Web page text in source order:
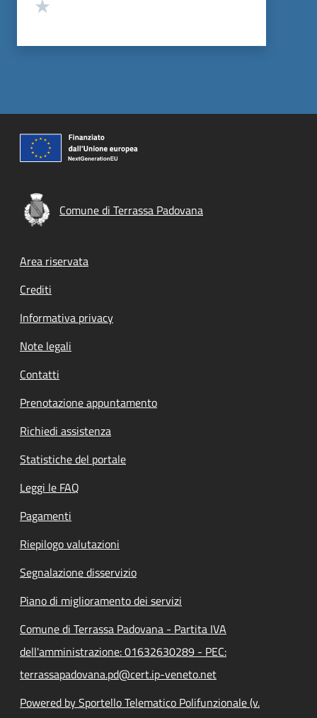
Comune di Terrassa Padovana
Footer menu
Area riservata
Crediti
Informativa privacy
Note legali
Contatti
Prenotazione appuntamento
Richiedi assistenza
Statistiche del portale
Leggi le FAQ
Pagamenti
Riepilogo valutazioni
Segnalazione disservizio
Piano di miglioramento dei servizi
Comune di Terrassa Padovana - Partita IVA
dell'amministrazione: 01632630289 - PEC:
terrassapadovana.pd@cert.ip-veneto.net
Powered by Sportello Telematico Polifunzionale (v.